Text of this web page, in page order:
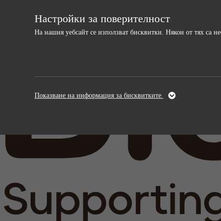
Настройки за поверителност
На нашия уебсайт се използват бисквитки. Някои от тях са
Необходими
Тези бисквитки са необходими за
Доставчици sgalinski
Време на
Време на
Показване на информация за бисквитките